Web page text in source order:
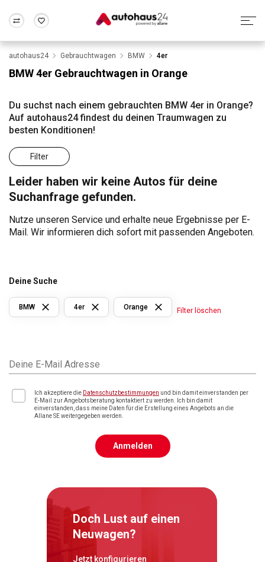
Wir bewerten dein Auto
Alle Fragen & Antworten
Rund um die Inzahlungnahme
Frankfurt Wuppertal
autohaus24 Gebrauchtwagen BMW 4er
BMW 4er Gebrauchtwagen in Orange
Du suchst nach einem gebrauchten BMW 4er in Orange?
Auf autohaus24 findest du deinen Traumwagen zu
besten Konditionen!
Filter
Leider haben wir keine Autos für deine
Suchanfrage gefunden.
Nutze unseren Service und erhalte neue Ergebnisse per E-
Mail. Wir informieren dich sofort mit passenden Angeboten.
Deine Suche
BMW 4er Orange Filter löschen
Deine E-Mail Adresse
Ich akzeptiere die Datenschutzbestimmungen und bin damit einverstanden per
E-Mail zur Angebotsberatung kontaktiert zu werden. Ich bin damit
einverstanden, dass meine Daten für die Erstellung eines Angebots an die
Allane SE weitergegeben werden.
Anmelden
Doch Lust auf einen
Neuwagen?
Jetzt konfigurieren